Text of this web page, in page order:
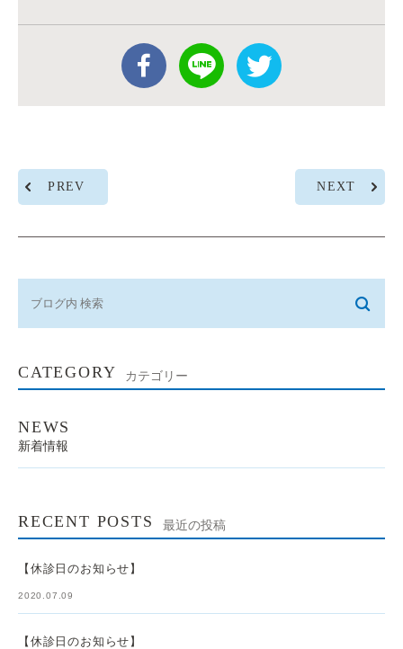
PREV NEXT
CATEGORY カテゴリー
NEWS
新着情報
RECENT POSTS 最近の投稿
【休診日のお知らせ】
2020.07.09
【休診日のお知らせ】